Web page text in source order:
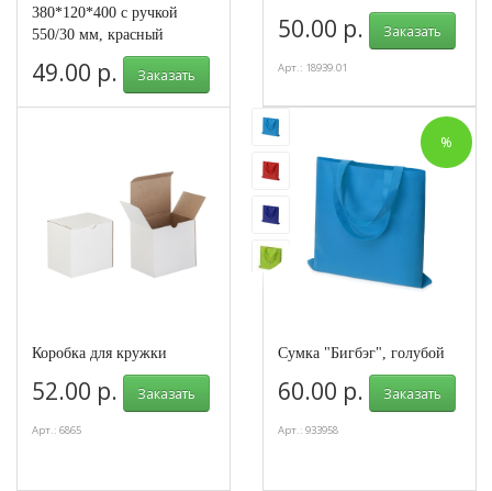
380*120*400 с ручкой
550/30 мм, красный
49.00 р. Заказать
Арт.: 570201
50.00 р. Заказать
Арт.: 18939.01
Коробка для кружки
52.00 р. Заказать
Арт.: 6865
%
Сумка "Бигбэг", голубой
60.00 р. Заказать
Арт.: 933958